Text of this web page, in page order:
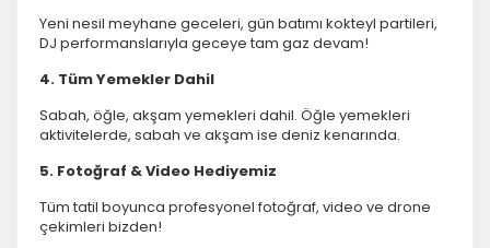
Yeni nesil meyhane geceleri, gün batımı kokteyl partileri,
DJ performanslarıyla geceye tam gaz devam!
4. Tüm Yemekler Dahil
Sabah, öğle, akşam yemekleri dahil. Öğle yemekleri
aktivitelerde, sabah ve akşam ise deniz kenarında.
5. Fotoğraf & Video Hediyemiz
Tüm tatil boyunca profesyonel fotoğraf, video ve drone
çekimleri bizden!